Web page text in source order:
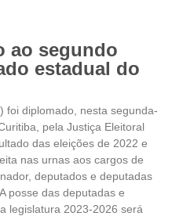
ao segundo
estadual do
foi diplomado, nesta segunda-
pela Justiça Eleitoral
das eleições de 2022 e
nas urnas aos cargos de
deputados e deputadas
posse das deputadas e
legislatura 2023-2026 será